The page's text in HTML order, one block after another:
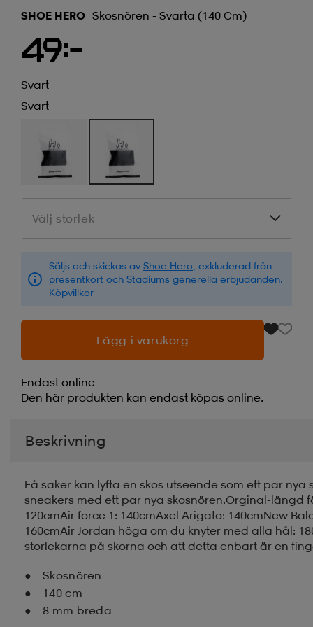
SHOE HERO Skosnören - Svarta (140 Cm)
49:-
Svart
Svart
Välj storlek
Välj storlek
Säljs och skickas av Shoe Hero , exkluderad från
presentkort och Stadiums generella erbjudanden.
Köpvillkor
Lägg i varukorg
Endast online
Den här produkten kan endast köpas online.
Beskrivning
Få saker kan lyfta en skos utseende som ett par
sneakers med ett par nya skosnören.Orginal-längd
120cmAir force 1: 140cmAxel Arigato: 140cmNew
160cmAir Jordan höga om du knyter med alla hål:
storlekarna på skorna och att detta enbart är en
Skosnören
140 cm
8 mm breda